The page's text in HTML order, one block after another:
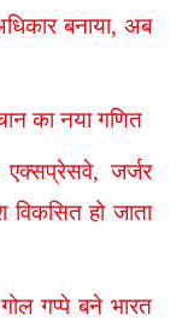
बनाया, अब
का नया गणित
जर्जर
हो जाता
गप्पे बने भारत